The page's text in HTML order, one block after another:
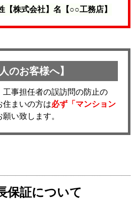
株式会社】名【○○工務店】
のお客様へ】
工事担任者の誤訪問の防止の
住まいの方は必ず「マンション
い致します。
保証について